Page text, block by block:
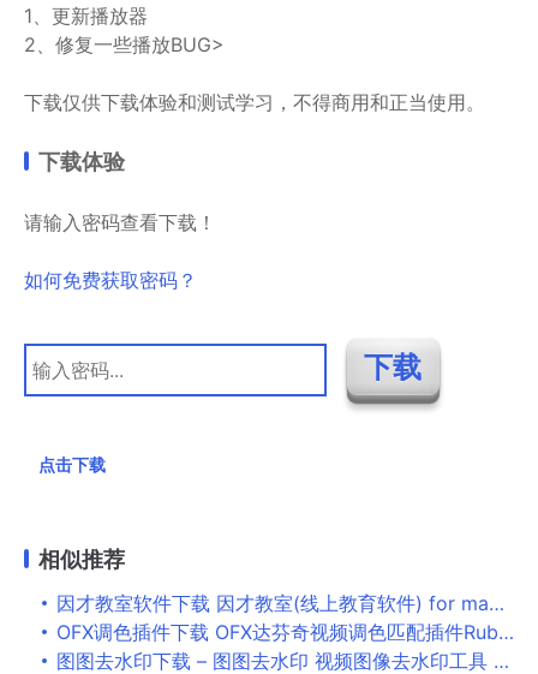
1、更新播放器
2、修复一些播放BUG>
下载仅供下载体验和测试学习，不得商用和正当使用。
下载体验
请输入密码查看下载！
如何免费获取密码？
点击下载
相似推荐
因才教室软件下载 因才教室(线上教育软件) for mac V4.9.7 苹果电脑版
OFX调色插件下载 OFX达芬奇视频调色匹配插件Rubber Monkey CineMatch v1.053 Mac破解版
图图去水印下载 – 图图去水印 视频图像去水印工具 1.1.5.0 绿色破解版